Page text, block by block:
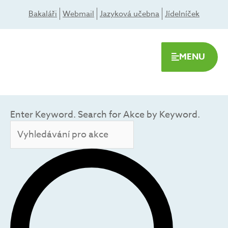
obsah
Bakaláři Webmail Jazyková učebna Jídelníček
MENU
Navigace
pro
hledání
zobrazení
HLEDAT
Enter Keyword. Search for Akce by Keyword.